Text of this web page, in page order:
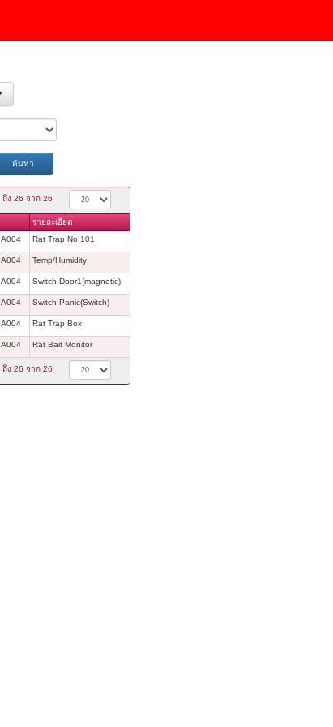
ค้นหา
ถึง 26 จาก 26
รายละเอียด
A004 Rat Trap No 101
A004 Temp/Humidity
A004 Switch Door1(magnetic)
A004 Switch Panic(Switch)
A004 Rat Trap Box
A004 Rat Bait Monitor
ถึง 26 จาก 26